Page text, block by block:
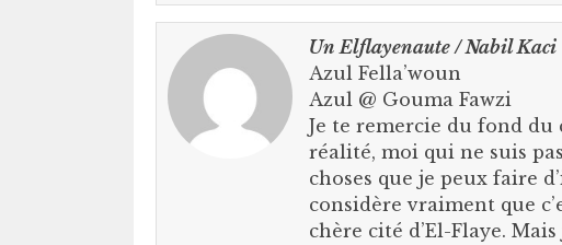
Un Elflayenaute / Nabil Kaci
Azul Fella’woun
Azul @ Gouma Fawzi
Je te remercie du fond du
réalité, moi qui ne suis
choses que je peux faire
considère vraiment que
chère cité d’El-Flaye.